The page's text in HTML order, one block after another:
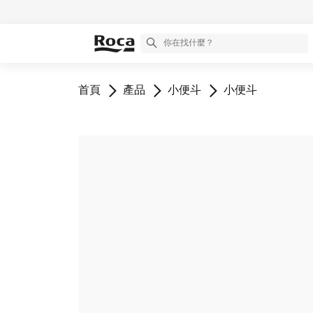
前往
首頁 前往
產品 前往
小便斗 前往
小便斗